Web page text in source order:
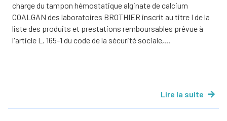
charge du tampon hémostatique alginate de calcium
COALGAN des laboratoires BROTHIER inscrit au titre I de la
liste des produits et prestations remboursables prévue à
l'article L. 165-1 du code de la sécurité sociale,...
Lire la suite